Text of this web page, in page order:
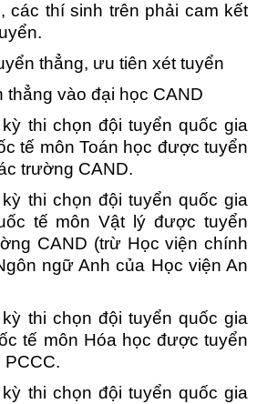
các thí sinh trên phải cam kết
thẳng, ưu tiên xét tuyển
vào đại học CAND
thi chọn đội tuyển quốc gia
tế môn Toán học được tuyển
trường CAND.
thi chọn đội tuyển quốc gia
tế môn Vật lý được tuyển
CAND (trừ Học viện chính
ngữ Anh của Học viện An
thi chọn đội tuyển quốc gia
tế môn Hóa học được tuyển
thi chọn đội tuyển quốc gia